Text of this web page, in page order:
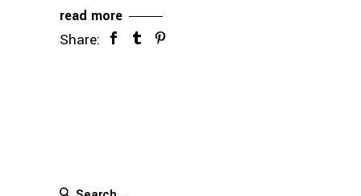
read more
Share:
Search